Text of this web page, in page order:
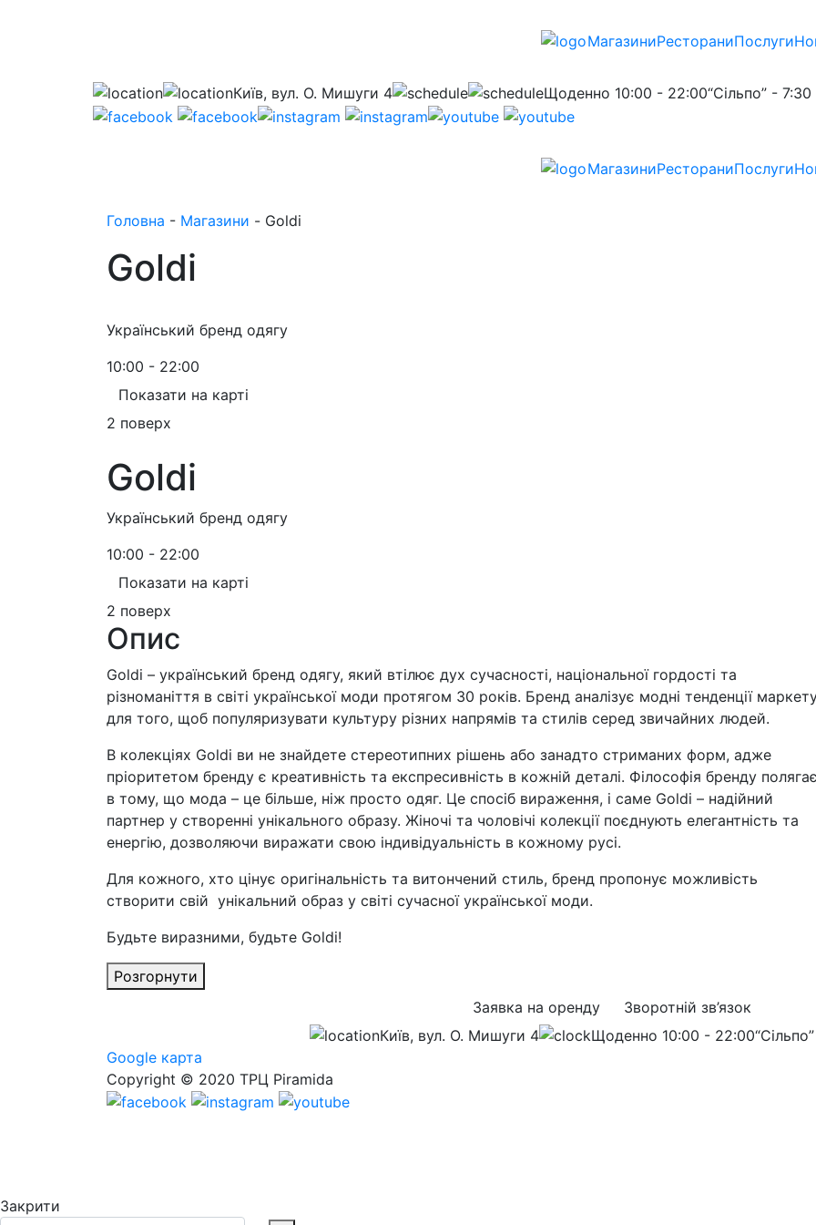
МагазиниРестораниПослуги
Київ, вул. О. Мишуги 4 Щоденно 10:00 - 22:00“Сільпо” -
МагазиниРестораниПослуги
Головна - Магазини - Goldi
Goldi
Український бренд одягу
10:00 - 22:00
Показати на карті
2 поверх
Goldi
Український бренд одягу
10:00 - 22:00
Показати на карті
2 поверх
Опис
Goldi – український бренд одягу, який втілює дух сучасності, національної гордості та
різноманіття в світі української моди протягом 30 років. Бренд аналізує модні тенденції
для того, щоб популяризувати культуру різних напрямів та стилів серед звичайних людей.
В колекціях Goldi ви не знайдете стереотипних рішень або занадто стриманих форм, адже
пріоритетом бренду є креативність та експресивність в кожній деталі. Філософія бренду
в тому, що мода – це більше, ніж просто одяг. Це спосіб вираження, і саме Goldi – надійний
партнер у створенні унікального образу. Жіночі та чоловічі колекції поєднують елегантність та
енергію, дозволяючи виражати свою індивідуальність в кожному русі.
Для кожного, хто цінує оригінальність та витончений стиль, бренд пропонує можливість
створити свій унікальний образ у світі сучасної української моди.
Будьте виразними, будьте Goldi!
Розгорнути
Київ, вул. О. Мишуги 4 Щоденно 10:00 - 22:00
Google карта
Copyright © 2020 ТРЦ Piramida
Заявка на оренду Зворотній зв’язок
Закрити